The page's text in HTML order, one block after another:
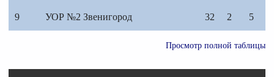
9 УОР №2 Звенигород 32 2 5
Просмотр полной таблицы